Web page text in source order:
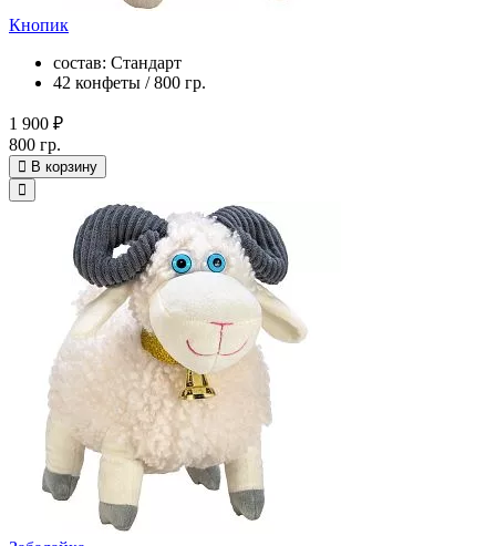
Кнопик
состав: Стандарт
42 конфеты / 800 гр.
1 900 ₽
800 гр.
В корзину